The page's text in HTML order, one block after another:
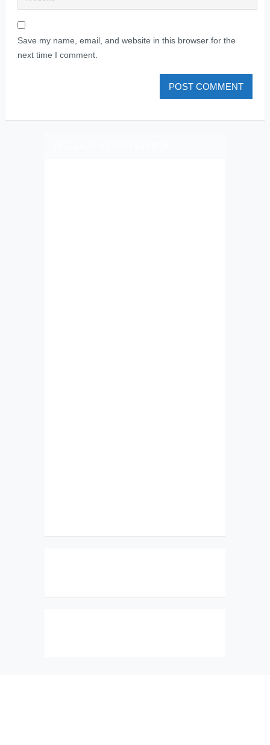
Save my name, email, and website in this browser for the
next time I comment.